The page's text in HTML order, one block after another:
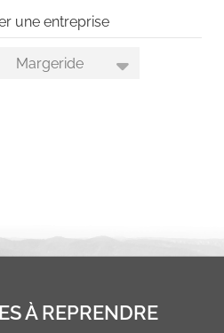
une entreprise
Choix des secteurs géographiques
À REPRENDRE